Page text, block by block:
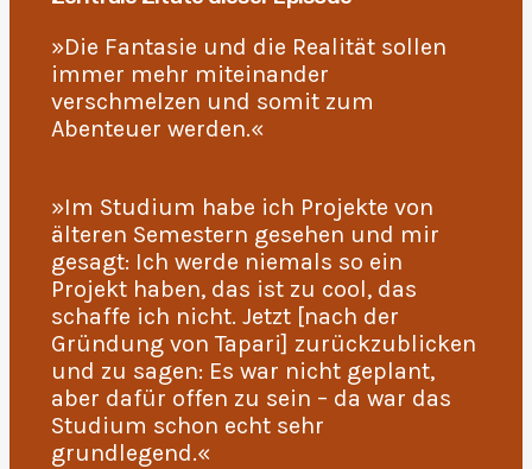
»Die Fantasie und die Realität sollen
immer mehr miteinander
verschmelzen und somit zum
Abenteuer werden.«
»Im Studium habe ich Projekte von
älteren Semestern gesehen und mir
gesagt: Ich werde niemals so ein
Projekt haben, das ist zu cool, das
schaffe ich nicht. Jetzt [nach der
Gründung von Tapari] zurückzublicken
und zu sagen: Es war nicht geplant,
aber dafür offen zu sein – da war das
Studium schon echt sehr
grundlegend.«